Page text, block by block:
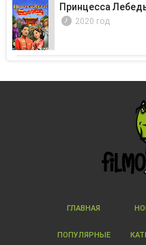
Принцесса
2020 год
ГЛАВНАЯ
ПОПУЛЯРНЫЕ